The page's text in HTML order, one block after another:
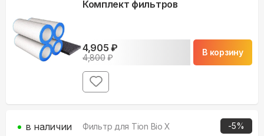
Комплект фильтров
4,905 ₽
4,800₽
В корзину
-5%
Фильтр для Tion Bio X
в наличии